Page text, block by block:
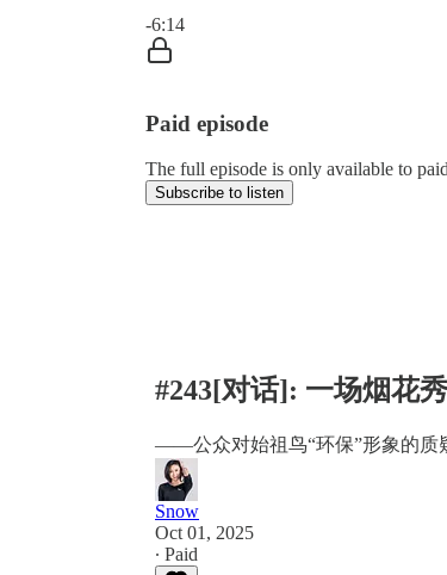
-6:14
Paid episode
The full episode is only available to
Subscribe to listen
#243[对话]: 一场烟花
——公众对始祖鸟“环保”形象的质
Snow
Oct 01, 2025
∙ Paid